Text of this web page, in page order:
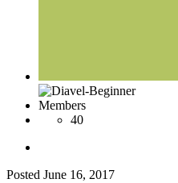
Members
40
Posted June 16, 2017